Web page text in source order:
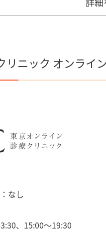
リニック オンライ
なし
、15:00〜19:30